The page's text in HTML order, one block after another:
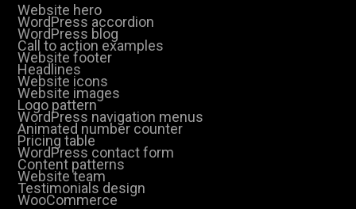
Website hero
WordPress accordion
WordPress blog
Call to action examples
Website footer
Headlines
Website icons
Website images
Logo pattern
WordPress navigation menus
Animated number counter
Pricing table
WordPress contact form
Content patterns
Website team
Testimonials design
WooCommerce